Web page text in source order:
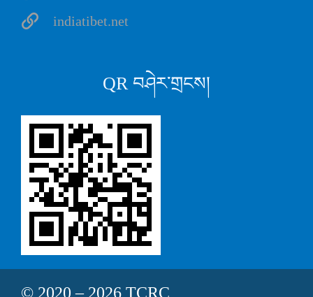
indiatibet.net
QR བཤེར་གྲངས།
© 2020 – 2026 TCRC